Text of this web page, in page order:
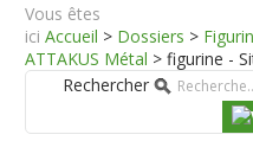
Vous êtes
ici Accueil > Dossiers >
ATTAKUS Métal > figurine -
Rechercher